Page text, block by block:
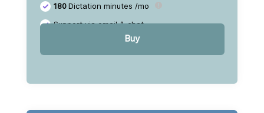
180Dictation minutes /mo
Support via email & chat
Buy